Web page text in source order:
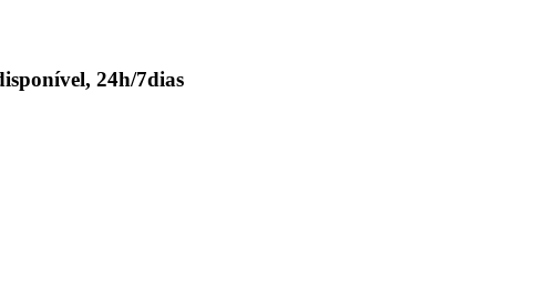
24h/7dias